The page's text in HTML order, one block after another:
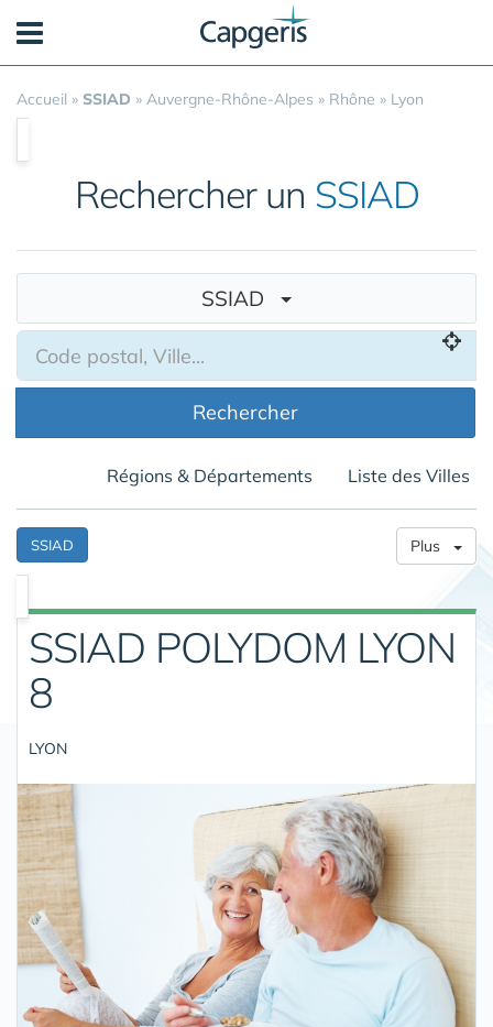
Accueil » SSIAD » Auvergne-Rhône-Alpes » Rhône » Lyon
Rechercher un SSIAD
SSIAD
Rechercher
Régions & Départements Liste des Villes
SSIAD Plus
SSIAD POLYDOM LYON
8
LYON